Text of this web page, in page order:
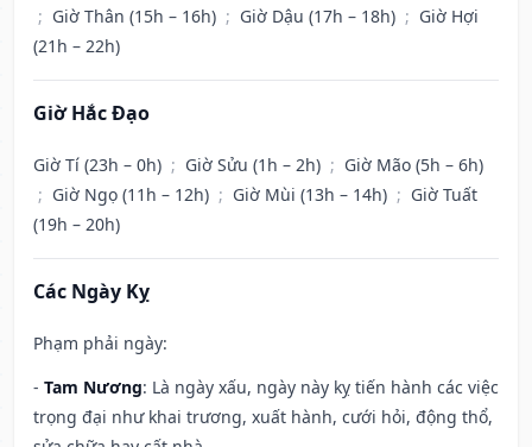
; Giờ Thân (15h – 16h) ; Giờ Dậu (17h – 18h) ; Giờ Hợi
(21h – 22h)
Giờ Hắc Đạo
Giờ Tí (23h – 0h) ; Giờ Sửu (1h – 2h) ; Giờ Mão (5h – 6h)
; Giờ Ngọ (11h – 12h) ; Giờ Mùi (13h – 14h) ; Giờ Tuất
(19h – 20h)
Các Ngày Kỵ
Phạm phải ngày:
- Tam Nương: Là ngày xấu, ngày này kỵ tiến hành các việc
trọng đại như khai trương, xuất hành, cưới hỏi, động thổ,